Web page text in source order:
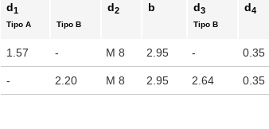
d1
Tipo A Tipo B
d2 b d3
Tipo B
d4
1.57 - M 8 2.95 - 0.35
- 2.20 M 8 2.95 2.64 0.35